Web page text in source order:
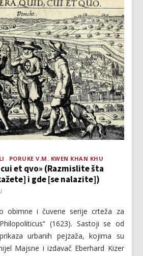
PORUKE V.M. KWEN KHAN KHU
et qvo» (Razmislite šta
i gde [se nalazite])
obimne i čuvene serije crteža za
(1623). Sastoji se od
urbanih pejzaža, kojima su
Majsne i izdavač Eberhard Kizer